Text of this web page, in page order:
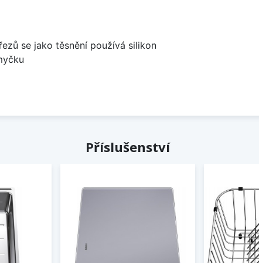
se jako těsnění používá silikon
Příslušenství